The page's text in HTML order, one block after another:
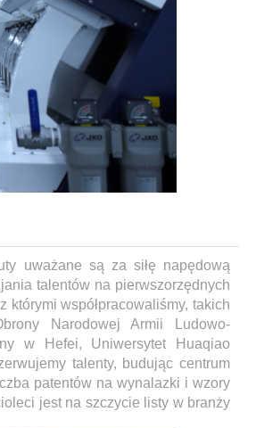
uważane są za siłę napędową
talentów na pierwszorzędnych
współpracowaliśmy, takich
Narodowej Armii Ludowo-
w Hefei, Uniwersytet Huaqiao
talenty, budując centrum
patentów na wynalazki i wzory
jest na szczycie listy w branży